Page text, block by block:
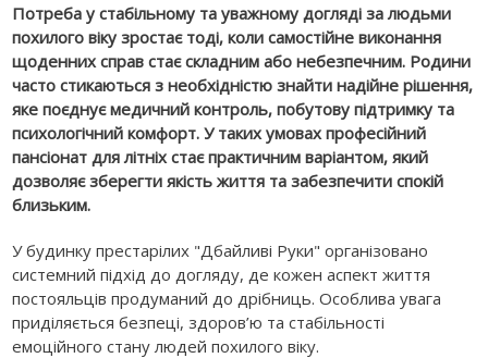
Потреба у стабільному та уважному догляді за людьми
похилого віку зростає тоді, коли самостійне виконання
щоденних справ стає складним або небезпечним. Родини
часто стикаються з необхідністю знайти надійне рішення,
яке поєднує медичний контроль, побутову підтримку та
психологічний комфорт. У таких умовах професійний
пансіонат для літніх стає практичним варіантом, який
дозволяє зберегти якість життя та забезпечити спокій
близьким.
У будинку престарілих "Дбайливі Руки" організовано
системний підхід до догляду, де кожен аспект життя
постояльців продуманий до дрібниць. Особлива увага
приділяється безпеці, здоров’ю та стабільності
емоційного стану людей похилого віку.